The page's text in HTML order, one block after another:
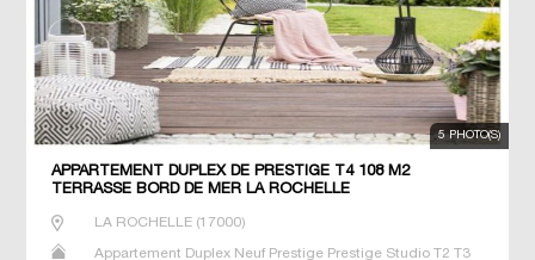
5 PHOTO(S)
APPARTEMENT DUPLEX DE PRESTIGE T4 108 M2
TERRASSE BORD DE MER LA ROCHELLE
LA ROCHELLE(17000)
Appartement Duplex Neuf Prestige Prestige Studio T2 T3